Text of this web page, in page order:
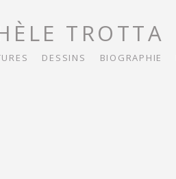
TROTTA
DESSINS BIOGRAPHIE